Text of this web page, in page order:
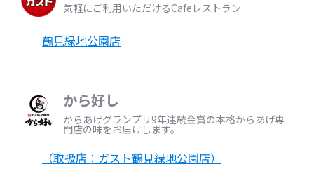
気軽にご利用いただけるCafeレストラン
鶴見緑地公園店
から好し
からあげグランプリ9年連続金賞の本格からあげ専
門店の味をお届けします。
（取扱店：ガスト鶴見緑地公園店）